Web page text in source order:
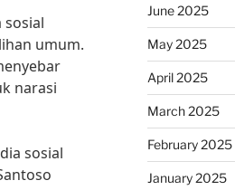
sosial
umum.
narasi
sosial
June 2025
May 2025
April 2025
March 2025
February 2025
January 2025